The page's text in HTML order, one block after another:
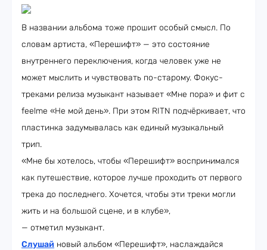
В названии альбома тоже прошит особый смысл. По
словам артиста, «Перешифт» — это состояние
внутреннего переключения, когда человек уже не
может мыслить и чувствовать по-старому. Фокус-
треками релиза музыкант называет «Мне пора» и фит с
feelme «Не мой день». При этом RITN подчёркивает, что
пластинка задумывалась как единый музыкальный
трип.
«Мне бы хотелось, чтобы «Перешифт» воспринимался
как путешествие, которое лучше проходить от первого
трека до последнего. Хочется, чтобы эти треки могли
жить и на большой сцене, и в клубе»,
— отметил музыкант.
Слушай новый альбом «Перешифт», наслаждайся